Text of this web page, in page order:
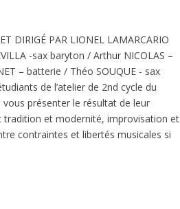
DIRIGÉ PAR LIONEL LAMARCARIO
-sax baryton / Arthur NICOLAS –
– batterie / Théo SOUQUE - sax
de l’atelier de 2nd cycle du
vous présenter le résultat de leur
tradition et modernité, improvisation et
contraintes et libertés musicales si